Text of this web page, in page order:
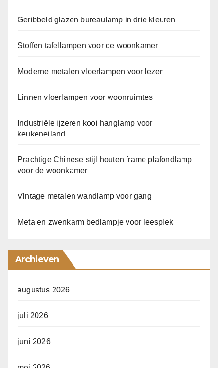
Geribbeld glazen bureaulamp in drie kleuren
Stoffen tafellampen voor de woonkamer
Moderne metalen vloerlampen voor lezen
Linnen vloerlampen voor woonruimtes
Industriële ijzeren kooi hanglamp voor
keukeneiland
Prachtige Chinese stijl houten frame plafondlamp
voor de woonkamer
Vintage metalen wandlamp voor gang
Metalen zwenkarm bedlampje voor leesplek
Archieven
augustus 2026
juli 2026
juni 2026